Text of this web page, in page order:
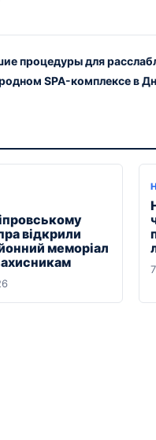
процедуры для
SPA-комплексе в
відкрили
меморіал